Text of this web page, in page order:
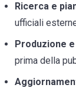
Ricerca e
ufficiali
Produzione
prima della